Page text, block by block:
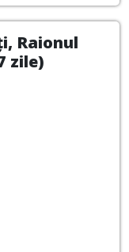
Raionul
zile)